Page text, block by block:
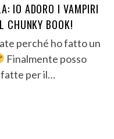
IO ADORO I VAMPIRI
CHUNKY BOOK!
perché ho fatto un
Finalmente posso
fatte per il…